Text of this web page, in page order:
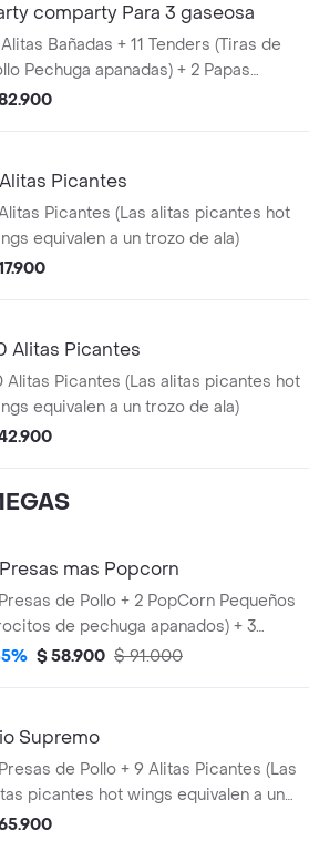
comparty Para 3 gaseosa
Alitas Bañadas + 11 Tenders (Tiras de
Pechuga apanadas) + 2 Papas
1 Balde de Salsa 100g + 1
Picantes
Picantes (Las alitas picantes hot
equivalen a un trozo de ala)
Alitas Picantes
Alitas Picantes (Las alitas picantes hot
equivalen a un trozo de ala)
mas Popcorn
de Pollo + 2 PopCorn Pequeños
de pechuga apanados) + 3
Pequeñas
$ 58.900 $ 91.000
Supremo
de Pollo + 9 Alitas Picantes (Las
picantes hot wings equivalen a un
de ala) + 1 PopCorn Mediano (Trozos